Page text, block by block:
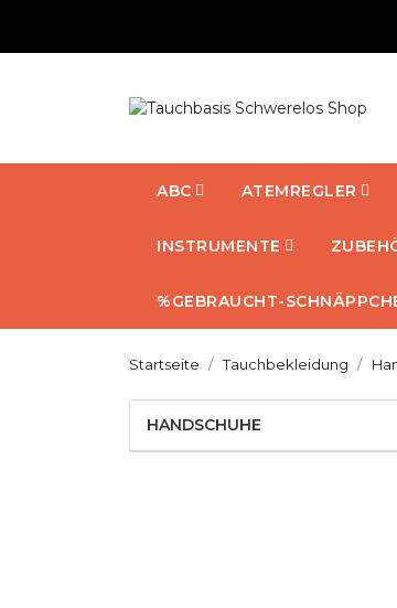
ABC ATEMREGLER
INSTRUMENTE
%GEBRAUCHT-
Startseite Tauchbekleidung
HANDSCHUHE